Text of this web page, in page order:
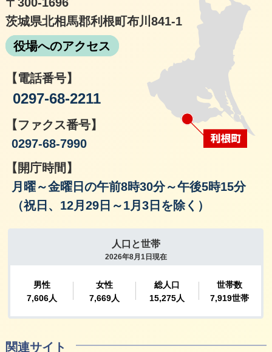
〒300-1696
茨城県北相馬郡利根町布川841-1
役場へのアクセス
【電話番号】
0297-68-2211
【ファクス番号】
0297-68-7990
【開庁時間】
月曜～金曜日の午前8時30分～午後5時15分
（祝日、12月29日～1月3日を除く）
関連サイト